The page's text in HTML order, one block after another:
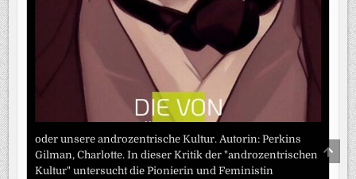
oder unsere androzentrische Kultur. Autorin: Perkins
Gilman, Charlotte. In dieser Kritik der "androzentrischen
Kultur" untersucht die Pionierin und Feministin
TO
TOP